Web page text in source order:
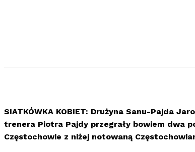
SIATKÓWKA KOBIET: Drużyna Sanu-Pajda
trenera Piotra Pajdy przegrały bowiem dwa
Częstochowie z niżej notowaną